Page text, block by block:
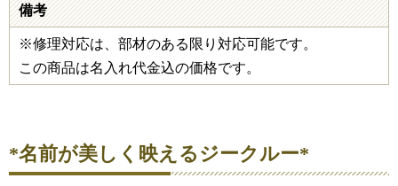
備考
※修理対応は、部材のある限り対応可能です。
この商品は名入れ代金込の価格です。
*名前が美しく映えるジークルー*